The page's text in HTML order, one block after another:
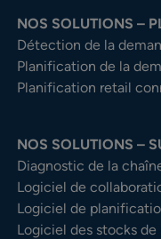
NOS SOLUTIONS –
Détection de la
Planification de la
Planification retail
NOS SOLUTIONS –
Diagnostic de la
Logiciel de
Logiciel de
Logiciel des stocks